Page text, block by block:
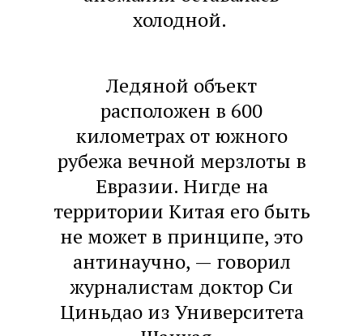
холодной.
Ледяной объект
расположен в 600
километрах от южного
рубежа вечной мерзлоты в
Евразии. Нигде на
территории Китая его быть
не может в принципе, это
антинаучно, — говорил
журналистам доктор Си
Циньдао из Университета